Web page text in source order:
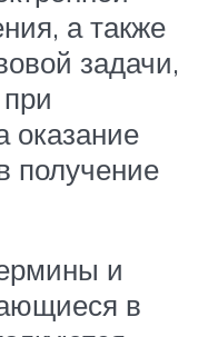
а также
задачи,
оказание
получение
и
в